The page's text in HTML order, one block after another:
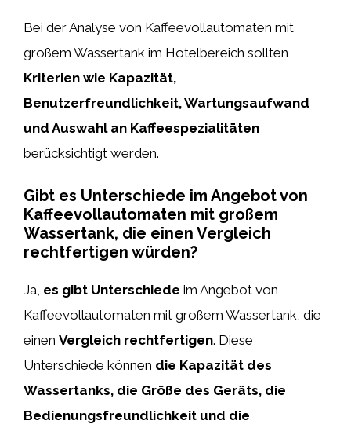
Bei der Analyse von Kaffeevollautomaten mit
großem Wassertank im Hotelbereich sollten
Kriterien wie Kapazität,
Benutzerfreundlichkeit, Wartungsaufwand
und Auswahl an Kaffeespezialitäten
berücksichtigt werden.
Gibt es Unterschiede im Angebot von
Kaffeevollautomaten mit großem
Wassertank, die einen Vergleich
rechtfertigen würden?
Ja, es gibt Unterschiede im Angebot von
Kaffeevollautomaten mit großem Wassertank, die
einen Vergleich rechtfertigen. Diese
Unterschiede können die Kapazität des
Wassertanks, die Größe des Geräts, die
Bedienungsfreundlichkeit und die